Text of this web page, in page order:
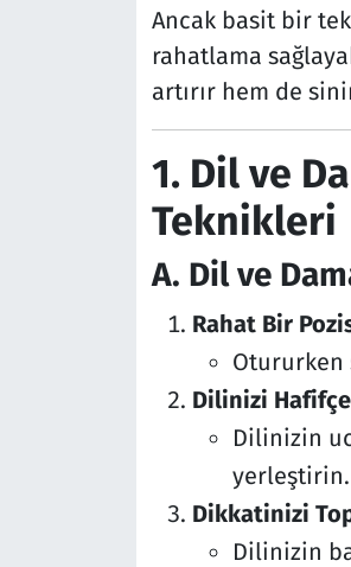
Ancak basit bir
rahatlama
artırır hem de
1. Dil ve
Teknikleri
A. Dil ve
Rahat Bir
Otururken
Dilinizi Hafifçe
Dilinizin
yerleştirin.
Dikkatinizi
Dilinizin